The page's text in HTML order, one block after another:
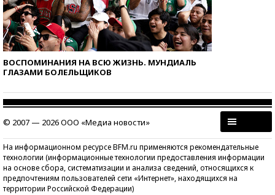
ВОСПОМИНАНИЯ НА ВСЮ ЖИЗНЬ. МУНДИАЛЬ
ГЛАЗАМИ БОЛЕЛЬЩИКОВ
© 2007 — 2026 ООО «Медиа новости»
На информационном ресурсе BFM.ru применяются рекомендательные
технологии (информационные технологии предоставления информации
на основе сбора, систематизации и анализа сведений, относящихся к
предпочтениям пользователей сети «Интернет», находящихся на
территории Российской Федерации)